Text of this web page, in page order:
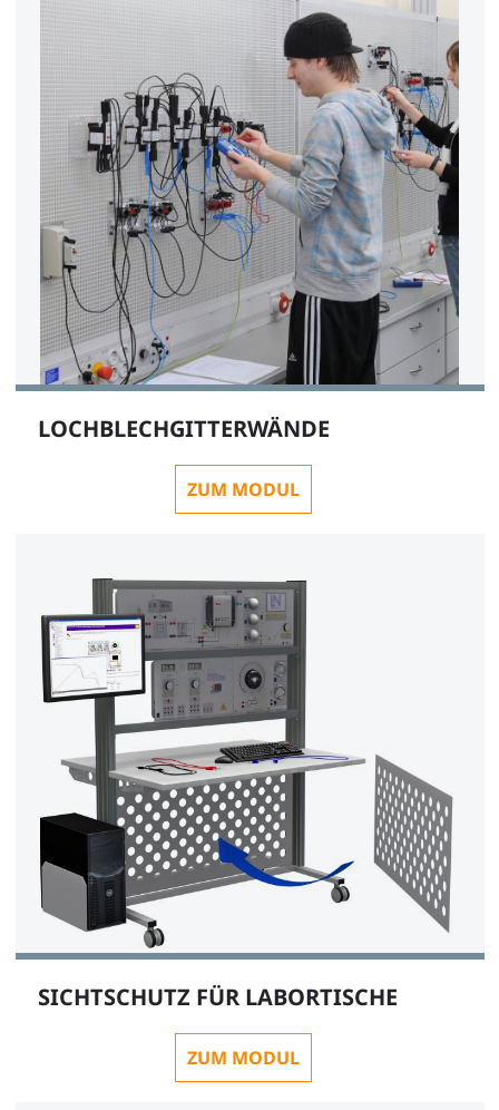
LOCHBLECHGITTERWÄNDE
ZUM MODUL
SICHTSCHUTZ FÜR LABORTISCHE
ZUM MODUL